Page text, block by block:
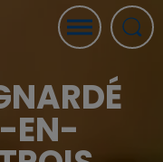
EN-